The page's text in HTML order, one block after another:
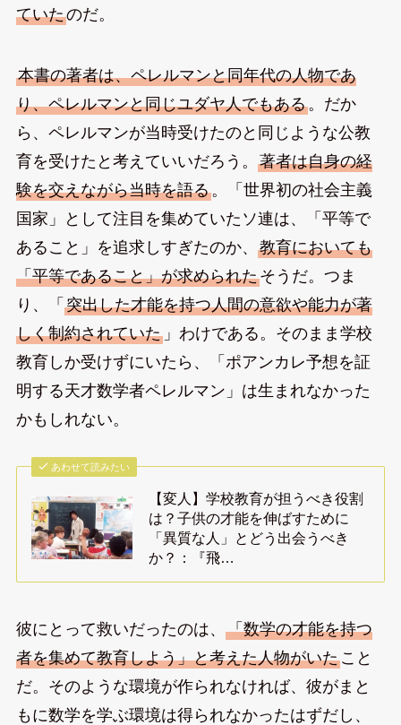
ていたのだ。
本書の著者は、ペレルマンと同年代の人物であ
り、ペレルマンと同じユダヤ人でもある。だか
ら、ペレルマンが当時受けたのと同じような公教
育を受けたと考えていいだろう。 著者は自身の経
験を交えながら当時を語る。「世界初の社会主義
国家」として注目を集めていたソ連は、「平等で
あること」を追求しすぎたのか、 教育においても
「平等であること」が求められたそうだ。つま
り、「 突出した才能を持つ人間の意欲や能力が著
しく制約されていた」わけである。そのまま学校
教育しか受けずにいたら、「ポアンカレ予想を証
明する天才数学者ペレルマン」は生まれなかった
かもしれない。
あわせて読みたい
【変人】学校教育が担うべき役割
は？子供の才能を伸ばすために
「異質な人」とどう出会うべき
か？：『飛…
彼にとって救いだったのは、 「数学の才能を持つ
者を集めて教育しよう」と考えた人物がいたこと
だ。そのような環境が作られなければ、彼がまと
もに数学を学ぶ環境は得られなかったはずだし、